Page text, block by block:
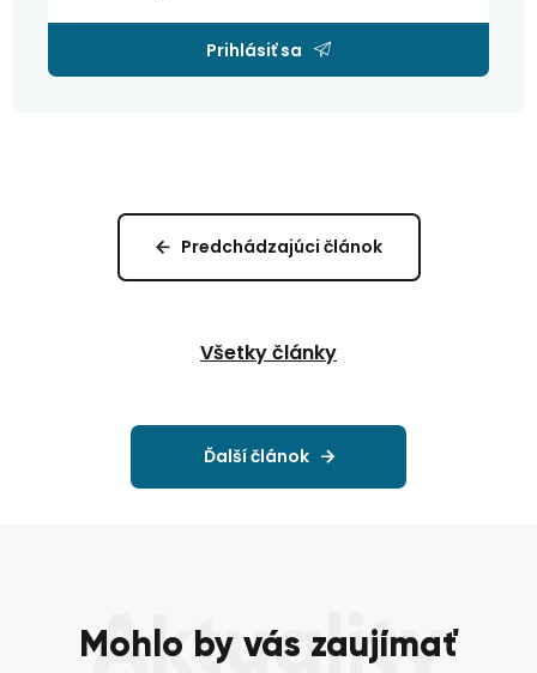
Prihlásiť sa
Predchádzajúci článok
Všetky články
Ďalší článok
Mohlo by vás zaujímať
Aktuality